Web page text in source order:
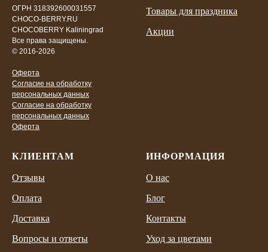
ОГРН 318392600031557
CHOCO-BERRY.RU
CHOCOBERRY Kaliningrad
Все права защищены.
© 2016-2026
Оферта
Согласие на обработку
персональных данных
Согласие на обработку
персональных данных
Оферта
Товары для праздника
Акции
КЛИЕНТАМ
Отзывы
Оплата
Доставка
Вопросы и ответы
ИНФОРМАЦИЯ
О нас
Блог
Контакты
Уход за цветами